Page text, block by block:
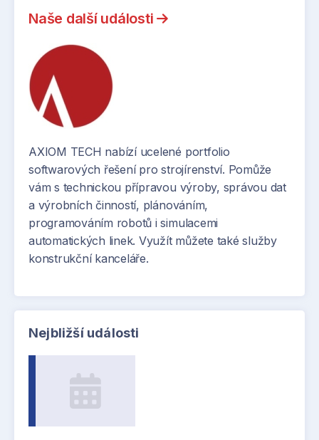
Naše další události
AXIOM TECH nabízí ucelené portfolio
softwarových řešení pro strojírenství. Pomůže
vám s technickou přípravou výroby, správou dat
a výrobních činností, plánováním,
programováním robotů i simulacemi
automatických linek. Využít můžete také služby
konstrukční kanceláře.
Nejbližší události